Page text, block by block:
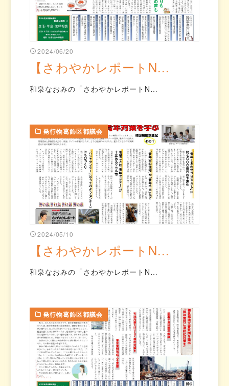
2024/06/20
【さわやかレポートN...
和泉なおみの「さわやかレポートN…
発行物葛飾区都議会
2024/05/10
【さわやかレポートN...
和泉なおみの「さわやかレポートN…
発行物葛飾区都議会